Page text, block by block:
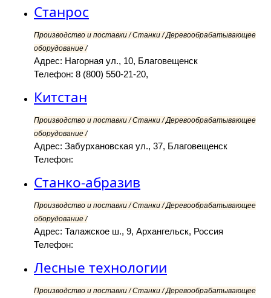
Станрос
Производство и поставки / Станки / Деревообрабатывающее
оборудование /
Адрес: Нагорная ул., 10, Благовещенск
Телефон: 8 (800) 550-21-20,
Китстан
Производство и поставки / Станки / Деревообрабатывающее
оборудование /
Адрес: Забурхановская ул., 37, Благовещенск
Телефон:
Станко-абразив
Производство и поставки / Станки / Деревообрабатывающее
оборудование /
Адрес: Талажское ш., 9, Архангельск, Россия
Телефон:
Лесные технологии
Производство и поставки / Станки / Деревообрабатывающее